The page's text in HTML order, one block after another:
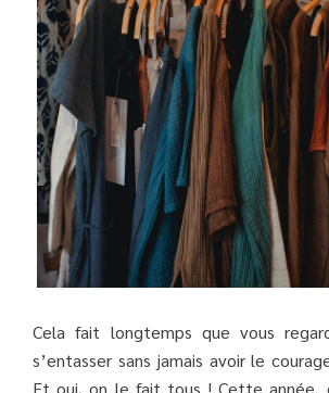
Cela fait longtemps que vous
s’entasser sans jamais avoir le
Et oui, on le fait tous ! Cette année,